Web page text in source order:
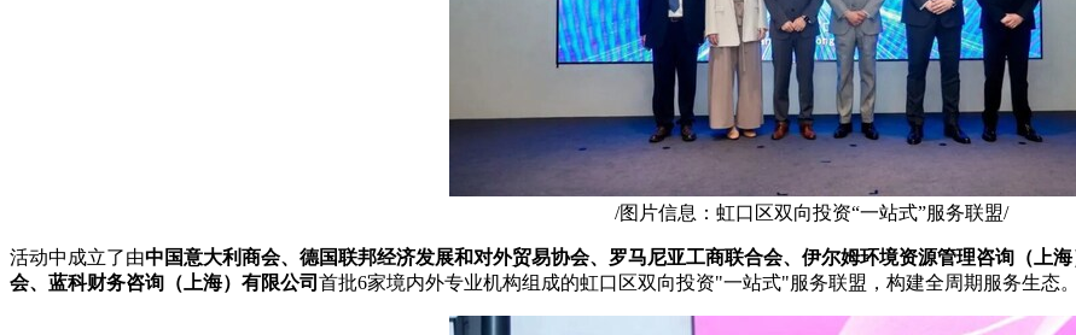
/图片信息：虹口区双向投资“一站式”服务联盟/
活动中成立了由中国意大利商会、德国联邦经济发展和对外贸易协会、罗马尼亚工商联合会、伊尔姆环境资源管理咨询（上
会、蓝科财务咨询（上海）有限公司 首批6家境内外专业机构组成的虹口区双向投资"一站式"服务联盟，构建全周期服务生态。